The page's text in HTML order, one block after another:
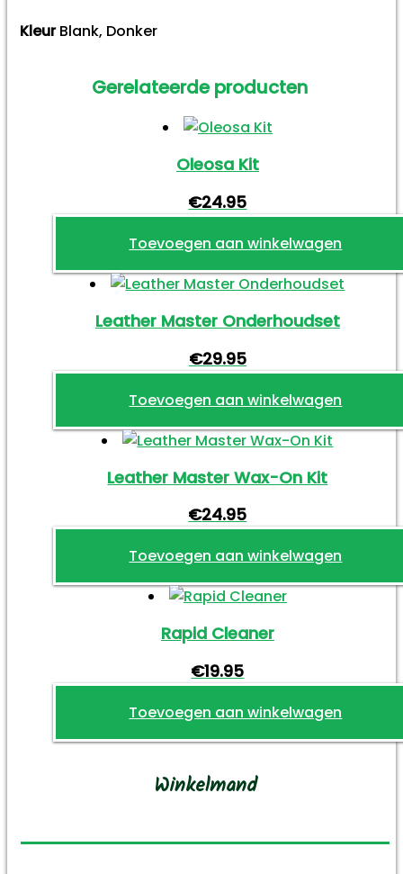
Kleur Blank, Donker
Gerelateerde producten
Oleosa Kit
€24.95
Toevoegen aan winkelwagen
Leather Master Onderhoudset
€29.95
Toevoegen aan winkelwagen
Leather Master Wax-On Kit
€24.95
Toevoegen aan winkelwagen
Rapid Cleaner
€19.95
Toevoegen aan winkelwagen
Winkelmand